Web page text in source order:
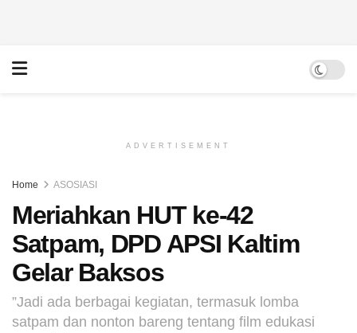
ADVERTISEMENT
Home ASOSIASI
Meriahkan HUT ke-42
Satpam, DPD APSI Kaltim
Gelar Baksos
”Jadi ada berbagai kegiatan, termasuk lomba
satpam dan nonton bareng tentang film edukasi